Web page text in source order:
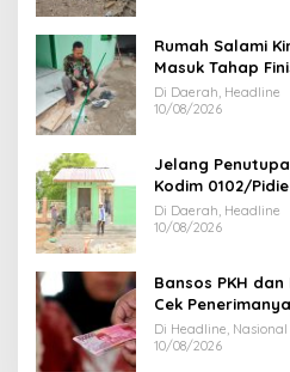
Rumah Salami
Masuk Tahap
Di Daerah, Headline
10/08/2026
Jelang
Kodim 0102/
MCK dan Sumur
Di Daerah, Headline
10/08/2026
Bansos PKH
Cek
Di Headline, Nasional
10/08/2026